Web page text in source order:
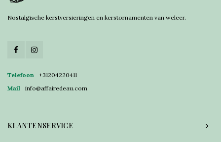
Nostalgische kerstversieringen en kerstornamenten van weleer.
Telefoon
+31204220411
Mail
info@affairedeau.com
KLANTENSERVICE